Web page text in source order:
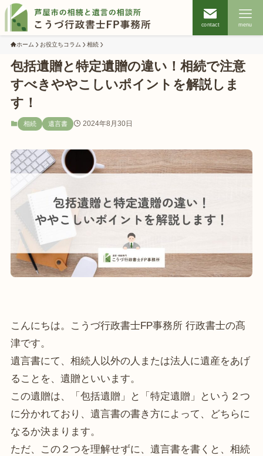
contact menu
ホーム お役立ちコラム 相続
包括遺贈と特定遺贈の違い！相続で注意
すべきややこしいポイントを解説しま
す！
相続 遺言書 2024年8月30日
こんにちは。こうづ行政書士FP事務所 行政書士の髙
津です。
遺言書にて、相続人以外の人または法人に遺産をあげ
ることを、遺贈といいます。
この遺贈は、「包括遺贈」と「特定遺贈」という２つ
に分かれており、遺言書の書き方によって、どちらに
なるか決まります。
ただ、この２つを理解せずに、遺言書を書くと、相続